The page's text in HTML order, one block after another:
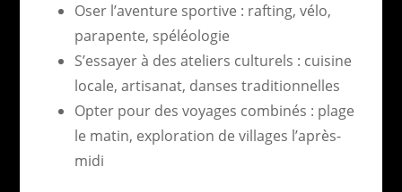
Oser l’aventure sportive : rafting, vélo,
parapente, spéléologie
S’essayer à des ateliers culturels : cuisine
locale, artisanat, danses traditionnelles
Opter pour des voyages combinés : plage
le matin, exploration de villages l’après-
midi